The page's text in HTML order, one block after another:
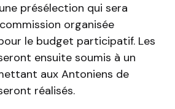
présélection qui sera
organisée
le budget participatif. Les
ensuite soumis à un
aux Antoniens de
réalisés.